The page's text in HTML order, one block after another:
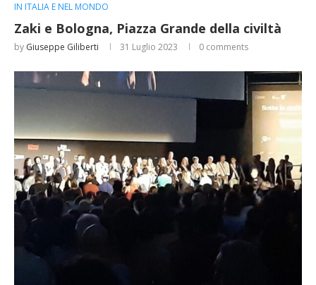
IN ITALIA E NEL MONDO
Zaki e Bologna, Piazza Grande della civiltà
by Giuseppe Giliberti 31 Luglio 2023 0 comments